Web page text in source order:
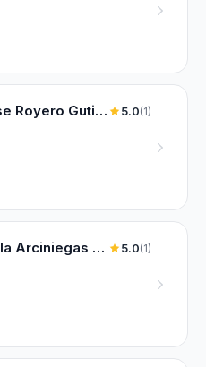
Dr. Orlando Jose Royero Gutierrez 5.0(1)
Dr. Arturo Bonilla Arciniegas Efrain 5.0(1)